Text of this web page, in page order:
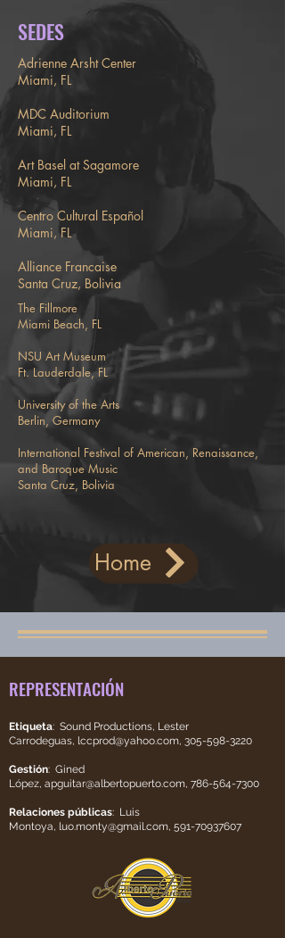
SEDES
Adrienne Arsht Center
Miami, FL
MDC Auditorium
Miami, FL
Art Basel at Sagamore
Miami, FL
Centro Cultural Español
Miami, FL
Alliance Francaise
Santa Cruz, Bolivia
The Fillmore
Miami Beach, FL
NSU Art Museum
Ft. Lauderdale, FL
University of the Arts
Berlin, Germany
International Festival of American, Renaissance,
and Baroque Music
Santa Cruz, Bolivia
Home
REPRESENTACIÓN
Etiqueta: Sound Productions, Lester
Carrodeguas, lccprod@yahoo.com, 305-598-3220
Gestión: Gined
López, apguitar@albertopuerto.com, 786-564-7300
Relaciones públicas: Luis
Montoya, luo.monty@gmail.com, 591-70937607